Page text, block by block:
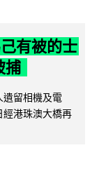
有被的士
捕
留相機及電
港珠澳大橋再